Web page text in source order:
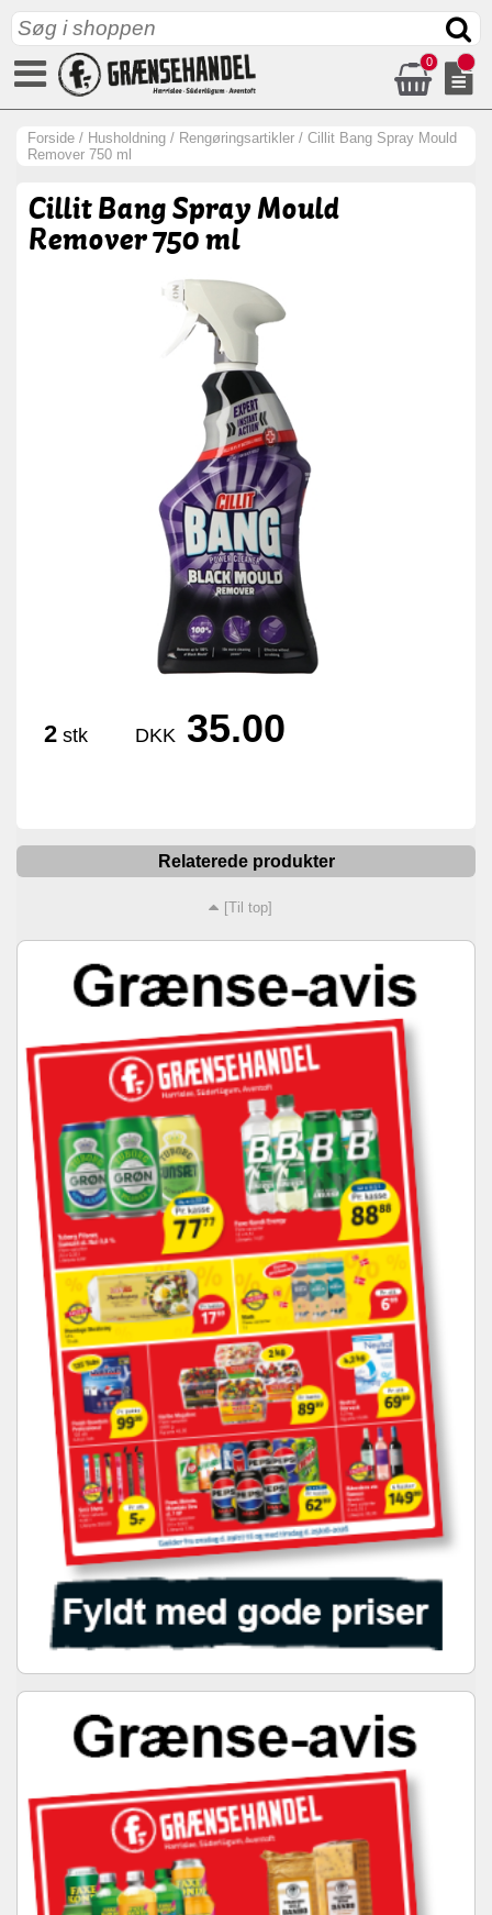
0
Forside / Husholdning / Rengøringsartikler / Cillit Bang Spray Mould
Remover 750 ml
Cillit Bang Spray Mould
Remover 750 ml
2 stk DKK 35.00
Relaterede produkter
[Til top]